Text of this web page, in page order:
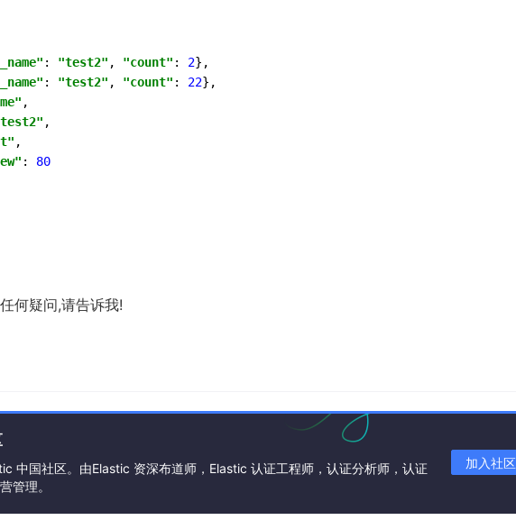
: "test2" , "count" : 2},
: "test2" , "count" : 22},
,
,
,
: 80
何疑问,请告诉我!
中国社区。由Elastic 资深布道师，Elastic 认证工程师，认证分析师，认证
管理。
加入社区